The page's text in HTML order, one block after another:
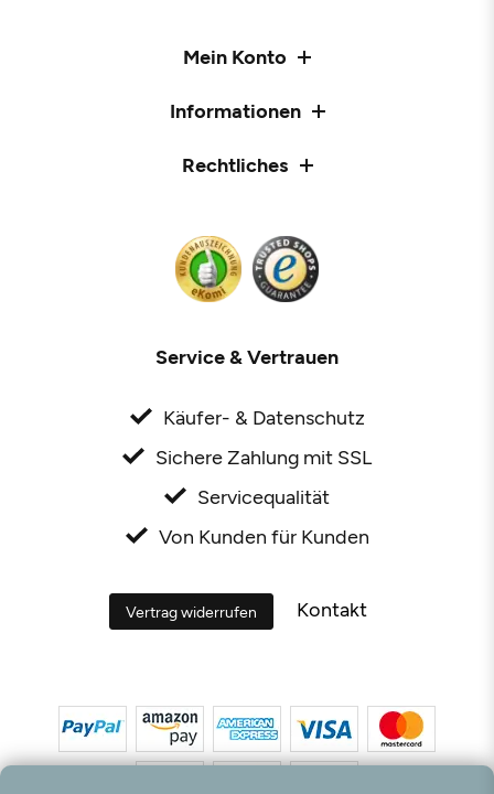
Mein Konto
Informationen
Rechtliches
Service & Vertrauen
Käufer- & Datenschutz
Sichere Zahlung mit SSL
Servicequalität
Von Kunden für Kunden
Vertrag widerrufen Kontakt